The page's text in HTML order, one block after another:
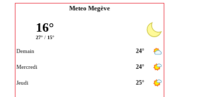
Meteo Megève